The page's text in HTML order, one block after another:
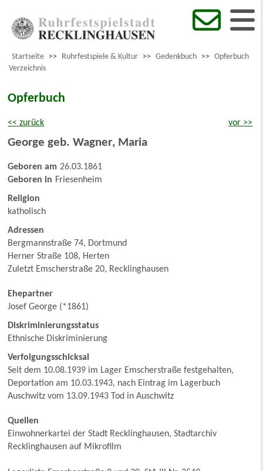
Startseite >> Ruhrfestspiele & Kultur >> Gedenkbuch >> Opferbuch
Verzeichnis
Opferbuch
<< zurück vor >>
George geb. Wagner, Maria
Geboren am 26.03.1861
Geboren in Friesenheim
Religion
katholisch
Adressen
Bergmannstraße 74, Dortmund
Herner Straße 108, Herten
Zuletzt Emscherstraße 20, Recklinghausen
Ehepartner
Josef George (*1861)
Diskriminierungsstatus
Ethnische Diskriminierung
Verfolgungsschicksal
Seit dem 10.08.1939 im Lager Emscherstraße festgehalten,
Deportation am 10.03.1943, nach Eintrag im Lagerbuch
Auschwitz vom 13.09.1943 Tod in Auschwitz
Quellen
Einwohnerkartei der Stadt Recklinghausen, Stadtarchiv
Recklinghausen auf Mikrofilm